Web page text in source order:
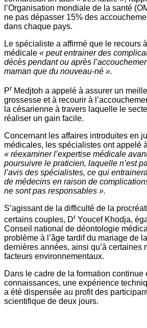
l’Organisation mondiale de la santé
ne pas dépasser 15% des
dans chaque pays.
Le spécialiste a affirmé que le recours
médicale « peut entrainer des
décès pendant ou après
maman que du nouveau-né ».
Pr Medjtoh a appelé à assurer un
grossesse et à recourir à
la césarienne à travers laquelle le
réaliser un gain facile.
Concernant les affaires introduites en
médicales, les spécialistes ont appelé
« réexaminer l’expertise médicale
poursuivre le praticien, laquelle n’est
l’avis des spécialistes, ce qui
de médecins en raison de
ne sont pas responsables ».
S’agissant de la difficulté de la
certains couples, Dr Youcef Khodja,
Conseil national de déontologie
problème à l’âge tardif du mariage de
dernières années, ainsi qu’à certaines
facteurs environnementaux.
Dans le cadre de la formation continue
connaissances, une expérience
a été dispensée au profit des
scientifique de deux jours.